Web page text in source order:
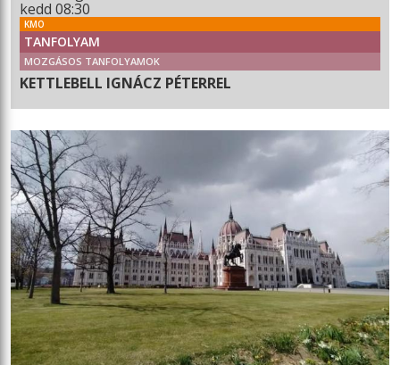
kedd 08:30
KMO
TANFOLYAM
MOZGÁSOS TANFOLYAMOK
KETTLEBELL IGNÁCZ PÉTERREL